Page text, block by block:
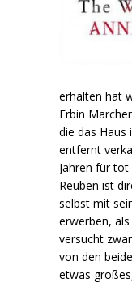
erhalten hat
Erbin
die das Haus
entfernt
Jahren für
Reuben ist
selbst mit
erwerben,
versucht
von den
etwas